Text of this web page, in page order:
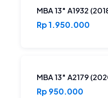
MBA 13″ A1932
Rp 1.950.000
MBA 13″ A2179
Rp 950.000